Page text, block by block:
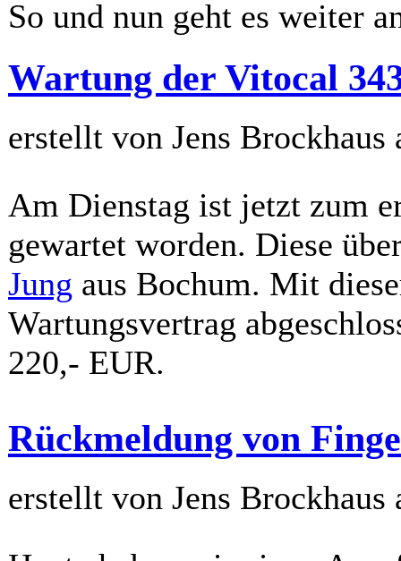
So und nun geht es weiter
Wartung der Vitocal
erstellt von Jens Brockhaus
Am Dienstag ist jetzt zum
gewartet worden. Diese
Jung aus Bochum. Mit
Wartungsvertrag
220,- EUR.
Rückmeldung von
erstellt von Jens Brockhaus